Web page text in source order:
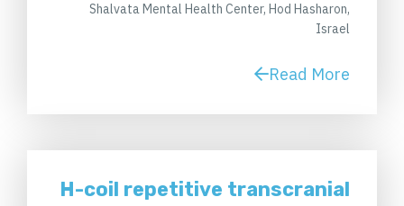
Shalvata Mental Health Center, Hod Hasharon,
Israel
Read More
H-coil repetitive transcranial